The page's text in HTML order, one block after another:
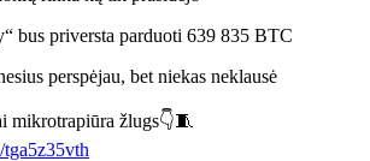
bus priversta parduoti 639 835 BTC
perspėjau, bet niekas neklausė
mikrotrapiūra žlugs👇🧵